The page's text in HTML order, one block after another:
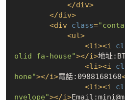
</div>
</div>
<div class=
<ul>
<li><i
olid fa-house"></i>地址
<li><i
hone"></i>電話:0988168168
<li><i
nvelope"></i>